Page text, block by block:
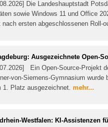
Die Landeshauptstadt
sowie Windows 11 und Office
nach ersten abgeschlossenen Roll-
Ausgezeichnete Open-
Ein Open-Source-Projekt
von-Siemens-Gymnasium
1. Platz ausgezeichnet. mehr...
Westfalen: KI-Assistenzen